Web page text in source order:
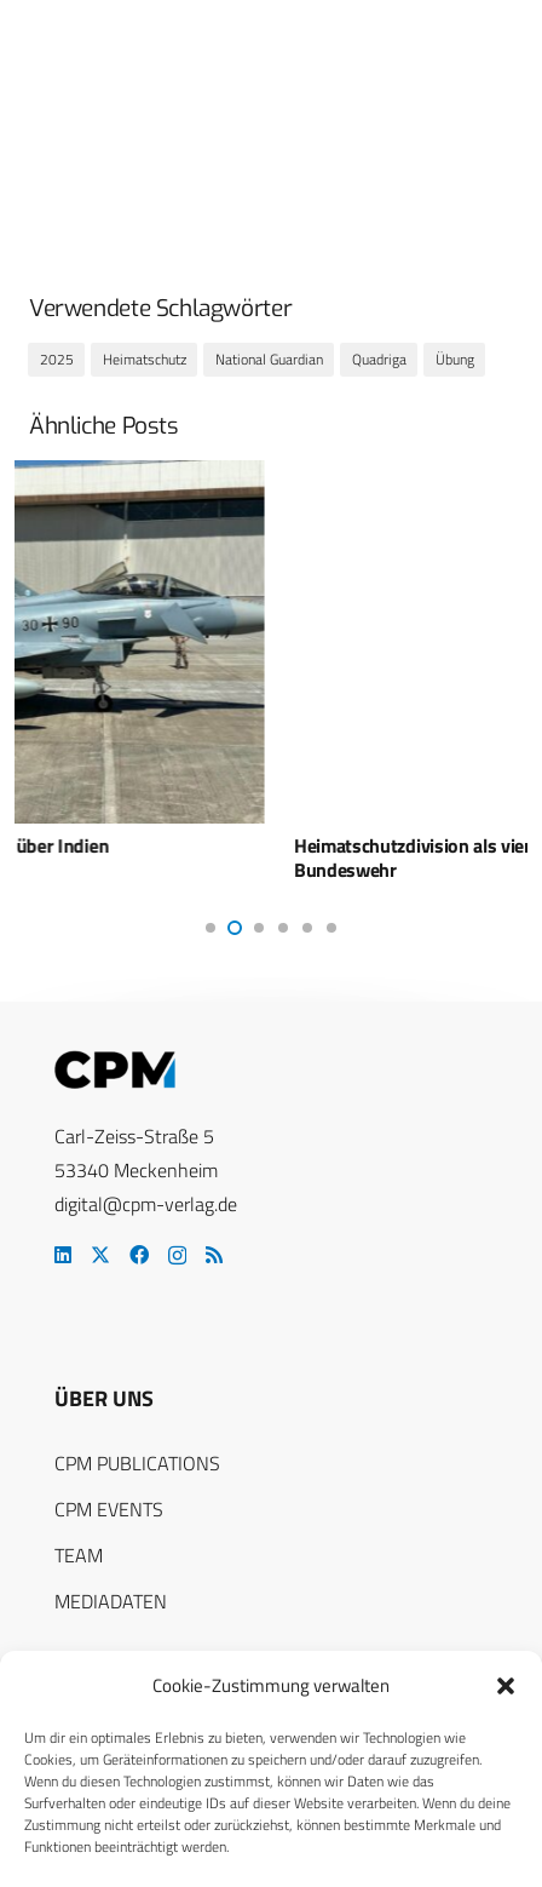
Cookie-Zustimmung verwalten
Um dir ein optimales Erlebnis zu bieten, verwenden wir Technologien wie
Cookies, um Geräteinformationen zu speichern und/oder darauf zuzugreifen.
Wenn du diesen Technologien zustimmst, können wir Daten wie das
Surfverhalten oder eindeutige IDs auf dieser Website verarbeiten. Wenn du deine
Zustimmung nicht erteilst oder zurückziehst, können bestimmte Merkmale und
Funktionen beeinträchtigt werden.
Verwendete Schlagwörter
2025 Heimatschutz National Guardian Quadriga Übung
Ähnliche Posts
Heimatschutzdivision als vierter Heeresgroßverband der
Carl-Zeiss-Straße 5
53340 Meckenheim
digital@cpm-verlag.de
ÜBER UNS
CPM PUBLICATIONS
CPM EVENTS
TEAM
MEDIADATEN
RECHTLICHES
Datenschutzerklärung
Cookie-Richtlinie (EU)